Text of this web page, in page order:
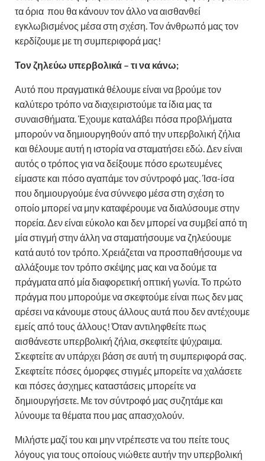
τα όρια που θα κάνουν τον άλλο να αισθανθεί
εγκλωβισμένος μέσα στη σχέση. Τον άνθρωπό μας τον
κερδίζουμε με τη συμπεριφορά μας!
Τον ζηλεύω υπερβολικά – τι να κάνω;
Αυτό που πραγματικά θέλουμε είναι να βρούμε τον
καλύτερο τρόπο να διαχειριστούμε τα ίδια μας τα
συναισθήματα. Έχουμε καταλάβει πόσα προβλήματα
μπορούν να δημιουργηθούν από την υπερβολική ζήλια
και θέλουμε αυτή η ιστορία να σταματήσει εδώ. Δεν είναι
αυτός ο τρόπος για να δείξουμε πόσο ερωτευμένες
είμαστε και πόσο αγαπάμε τον σύντροφό μας. Ίσα-ίσα
που δημιουργούμε ένα σύννεφο μέσα στη σχέση το
οποίο μπορεί να μην καταφέρουμε να διαλύσουμε στην
πορεία. Δεν είναι εύκολο και δεν μπορεί να συμβεί από τη
μία στιγμή στην άλλη να σταματήσουμε να ζηλεύουμε
κατά αυτό τον τρόπο. Χρειάζεται να προσπαθήσουμε να
αλλάξουμε τον τρόπο σκέψης μας και να δούμε τα
πράγματα από μία διαφορετική οπτική γωνία. Το πρώτο
πράγμα που μπορούμε να σκεφτούμε είναι πως δεν μας
αρέσει να κάνουμε στους άλλους αυτά που δεν αντέχουμε
εμείς από τους άλλους! Όταν αντιληφθείτε πως
αισθάνεστε υπερβολική ζήλια, σκεφτείτε ψύχραιμα.
Σκεφτείτε αν υπάρχει βάση σε αυτή τη συμπεριφορά σας.
Σκεφτείτε πόσες όμορφες στιγμές μπορείτε να χαλάσετε
και πόσες άσχημες καταστάσεις μπορείτε να
δημιουργήσετε. Με τον σύντροφό μας συζητάμε και
λύνουμε τα θέματα που μας απασχολούν.
Μιλήστε μαζί του και μην ντρέπεστε να του πείτε τους
λόγους για τους οποίους νιώθετε αυτήν την υπερβολική